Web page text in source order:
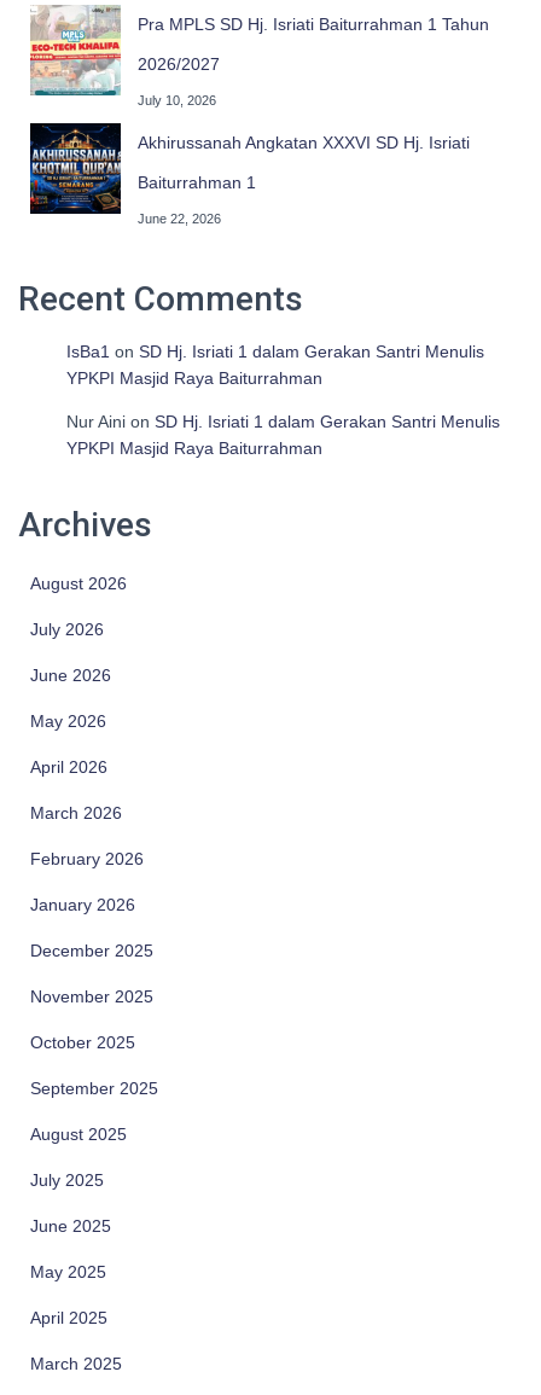
Pra MPLS SD Hj. Isriati Baiturrahman 1 Tahun
2026/2027
July 10, 2026
Akhirussanah Angkatan XXXVI SD Hj. Isriati
Baiturrahman 1
June 22, 2026
Recent Comments
IsBa1 on SD Hj. Isriati 1 dalam Gerakan Santri Menulis
YPKPI Masjid Raya Baiturrahman
Nur Aini on SD Hj. Isriati 1 dalam Gerakan Santri Menulis
YPKPI Masjid Raya Baiturrahman
Archives
August 2026
July 2026
June 2026
May 2026
April 2026
March 2026
February 2026
January 2026
December 2025
November 2025
October 2025
September 2025
August 2025
July 2025
June 2025
May 2025
April 2025
March 2025